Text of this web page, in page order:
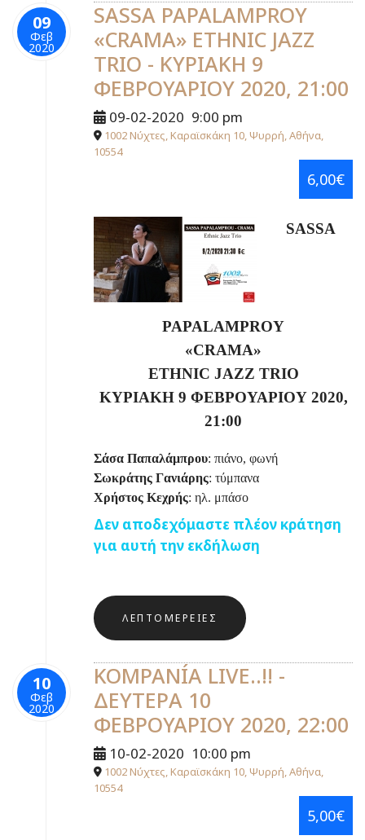
09
Φεβ
2020
SASSA PAPALAMPROY
«CRAMA» ETHNIC JAZZ
TRIO - ΚΥΡΙΑΚΗ 9
ΦΕΒΡΟΥΑΡΙΟΥ 2020, 21:00
09-02-2020 9:00 pm
1002 Νύχτες, Καραϊσκάκη 10, Ψυρρή, Αθήνα,
10554
6,00€
SASSA
PAPALAMPROY
«CRAMA»
ETHNIC JAZZ TRIO
ΚΥΡΙΑΚΗ 9 ΦΕΒΡΟΥΑΡΙΟΥ 2020,
21:00
Σάσα Παπαλάμπρου: πιάνο, φωνή
Σωκράτης Γανιάρης: τύμπανα
Χρήστος Κεχρής: ηλ. μπάσο
Δεν αποδεχόμαστε πλέον κράτηση
για αυτή την εκδήλωση
ΛΕΠΤΟΜΈΡΕΙΕΣ
10
Φεβ
2020
KOMPANÍA LIVE..!! -
ΔΕΥΤΕΡΑ 10
ΦΕΒΡΟΥΑΡΙΟΥ 2020, 22:00
10-02-2020 10:00 pm
1002 Νύχτες, Καραϊσκάκη 10, Ψυρρή, Αθήνα,
10554
5,00€